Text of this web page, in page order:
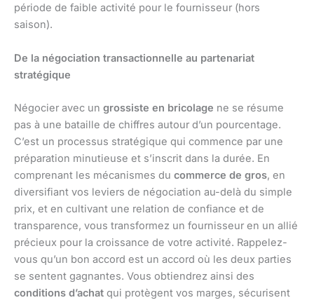
période de faible activité pour le fournisseur (hors
saison).
De la négociation transactionnelle au partenariat
stratégique
Négocier avec un grossiste en bricolage ne se résume
pas à une bataille de chiffres autour d’un pourcentage.
C’est un processus stratégique qui commence par une
préparation minutieuse et s’inscrit dans la durée. En
comprenant les mécanismes du commerce de gros, en
diversifiant vos leviers de négociation au-delà du simple
prix, et en cultivant une relation de confiance et de
transparence, vous transformez un fournisseur en un allié
précieux pour la croissance de votre activité. Rappelez-
vous qu’un bon accord est un accord où les deux parties
se sentent gagnantes. Vous obtiendrez ainsi des
conditions d’achat qui protègent vos marges, sécurisent